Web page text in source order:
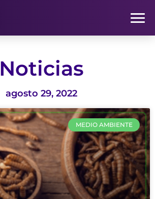
HOME
QUIÉNES SOMOS
CONTACTO
SUSCRÍBETE
Noticias
agosto 29, 2022
MEDIO AMBIENTE